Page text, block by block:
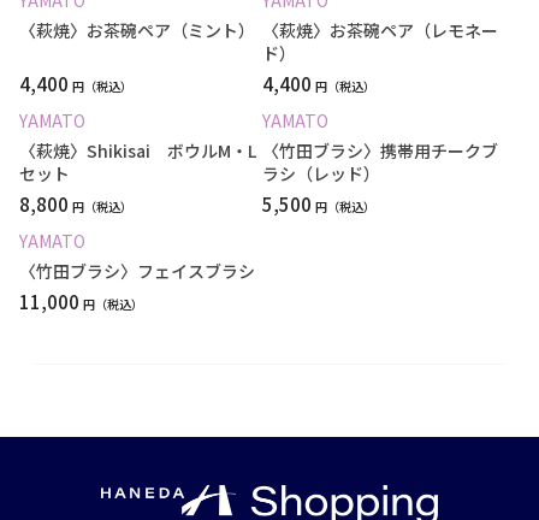
〈萩焼〉お茶碗ペア（ミント）
4,400 円
〈萩焼〉お茶碗ペア（レモネー
ド）
4,400 円
YAMATO
〈萩焼〉Shikisai ボウルM・L
セット
8,800 円
YAMATO
〈竹田ブラシ〉携帯用チークブ
ラシ（レッド）
5,500 円
YAMATO
〈竹田ブラシ〉フェイスブラシ
11,000 円